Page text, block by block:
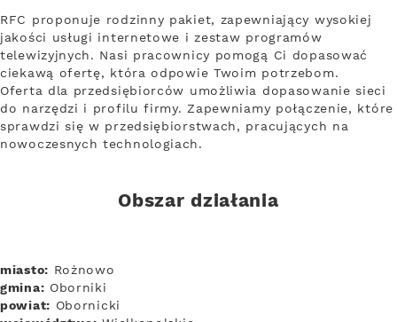
RFC proponuje rodzinny pakiet, zapewniający wysokiej
jakości usługi internetowe i zestaw programów
telewizyjnych. Nasi pracownicy pomogą Ci dopasować
ciekawą ofertę, która odpowie Twoim potrzebom.
Oferta dla przedsiębiorców umożliwia dopasowanie sieci
do narzędzi i profilu firmy. Zapewniamy połączenie, które
sprawdzi się w przedsiębiorstwach, pracujących na
nowoczesnych technologiach.
Obszar działania
miasto: Rożnowo
gmina: Oborniki
powiat: Obornicki